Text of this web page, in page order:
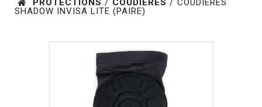
PROTECTIONS / COUDIÈRES / COUDIERES
SHADOW INVISA LITE (PAIRE)